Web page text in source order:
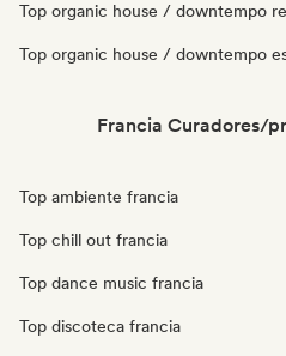
Top organic house / downtempo
Top organic house / downtempo
Francia Curadores/
Top ambiente francia
Top chill out francia
Top dance music francia
Top discoteca francia